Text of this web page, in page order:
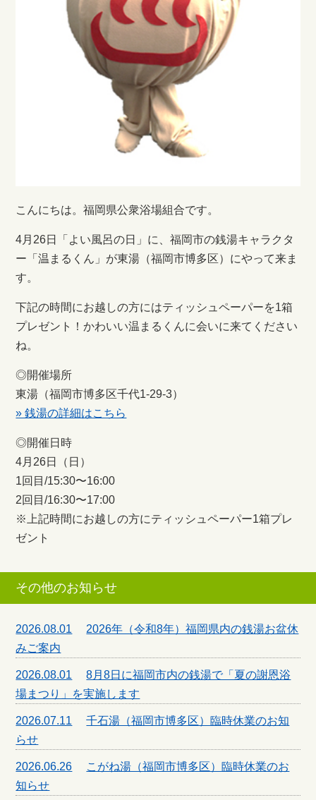
こんにちは。福岡県公衆浴場組合です。
4月26日「よい風呂の日」に、福岡市の銭湯キャラクタ
ー「温まるくん」が東湯（福岡市博多区）にやって来ま
す。
下記の時間にお越しの方にはティッシュペーパーを1箱
プレゼント！かわいい温まるくんに会いに来てください
ね。
◎開催場所
東湯（福岡市博多区千代1-29-3）
» 銭湯の詳細はこちら
◎開催日時
4月26日（日）
1回目/15:30〜16:00
2回目/16:30〜17:00
※上記時間にお越しの方にティッシュペーパー1箱プレ
ゼント
その他のお知らせ
2026.08.01
2026年（令和8年）福岡県内の銭湯お盆休
みご案内
2026.08.01
8月8日に福岡市内の銭湯で「夏の謝恩浴
場まつり」を実施します
2026.07.11
千石湯（福岡市博多区）臨時休業のお知
らせ
2026.06.26
こがね湯（福岡市博多区）臨時休業のお
知らせ